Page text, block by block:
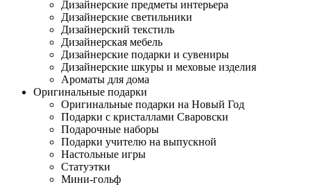
Дизайнерские предметы интерьера
Дизайнерские светильники
Дизайнерский текстиль
Дизайнерская мебель
Дизайнерские подарки и сувениры
Дизайнерские шкуры и меховые изделия
Ароматы для дома
Оригинальные подарки
Оригинальные подарки на Новый Год
Подарки с кристаллами Сваровски
Подарочные наборы
Подарки учителю на выпускной
Настольные игры
Статуэтки
Мини-гольф